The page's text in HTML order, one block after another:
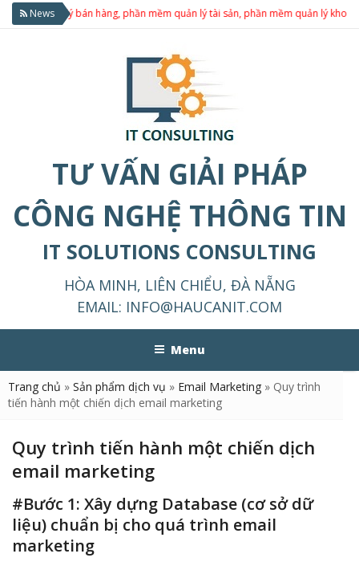
News
lý bán hàng, phần mềm quản lý tài sản, phần mềm quản lý kho, … tích hợp
TƯ VẤN GIẢI PHÁP
CÔNG NGHỆ THÔNG TIN
IT SOLUTIONS CONSULTING
HÒA MINH, LIÊN CHIỂU, ĐÀ NẴNG
EMAIL: INFO@HAUCANIT.COM
Menu
Trang chủ » Sản phẩm dịch vụ » Email Marketing » Quy trình
tiến hành một chiến dịch email marketing
Quy trình tiến hành một chiến dịch
email marketing
#Bước 1: Xây dựng Database (cơ sở dữ
liệu) chuẩn bị cho quá trình email
marketing